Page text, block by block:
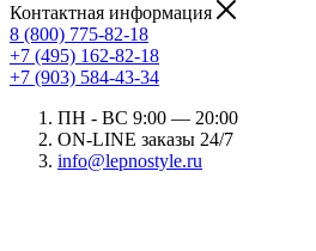
Контактная информация
8 (800) 775-82-18
+7 (495) 162-82-18
+7 (903) 584-43-34
ПН - ВС 9:00 — 20:00
ON-LINE заказы 24/7
info@lepnostyle.ru